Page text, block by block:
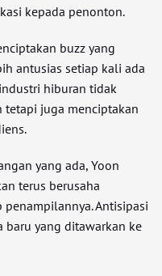
kepada penonton.
buzz yang
antusias setiap kali ada
hiburan tidak
tetapi juga menciptakan
yang ada, Yoon
terus berusaha
Antisipasi
baru yang ditawarkan ke